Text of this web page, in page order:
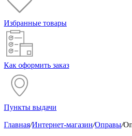
Избранные товары
Как оформить заказ
Пункты выдачи
Главная/Интернет-магазин/Оправы/